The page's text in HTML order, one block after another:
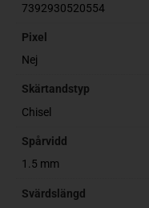
7392930520554
Pixel
Nej
Skärtandstyp
Chisel
Spårvidd
1.5 mm
Svärdslängd